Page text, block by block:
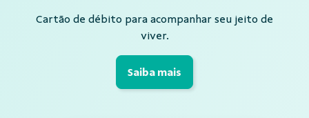
Cartão de débito para acompanhar seu jeito de
viver.
Saiba mais